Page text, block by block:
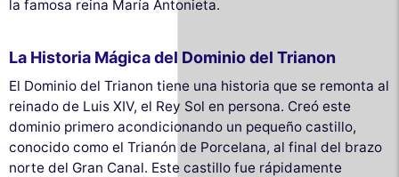
la famosa reina María Antonieta.
La Historia Mágica del Dominio del Trianon
El Dominio del Trianon tiene una historia que se remonta al
reinado de Luis XIV, el Rey Sol en persona. Creó este
dominio primero acondicionando un pequeño castillo,
conocido como el Trianón de Porcelana, al final del brazo
norte del Gran Canal. Este castillo fue rápidamente